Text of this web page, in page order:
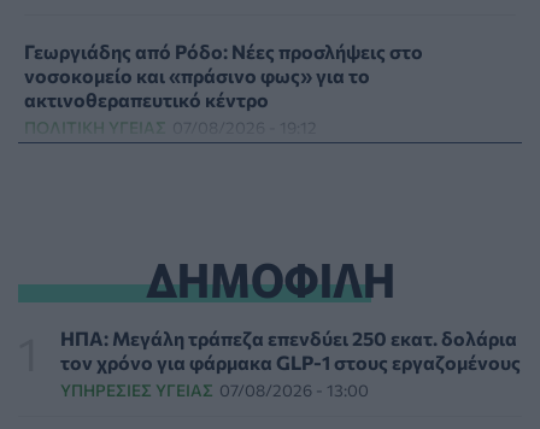
Γεωργιάδης από Ρόδο: Νέες προσλήψεις στο
νοσοκομείο και «πράσινο φως» για το
ακτινοθεραπευτικό κέντρο
ΠΟΛΙΤΙΚΉ ΥΓΕΊΑΣ 07/08/2026 - 19:12
Τι μπορεί να μας διδάξει η νέα ταινία του Spider-Man
για την απώλεια και το πένθος
ΨΥΧΙΚΉ ΥΓΕΊΑ 07/08/2026 - 18:11
ΔΗΜΟΦΙΛΗ
ΗΠΑ: Μεγάλη τράπεζα επενδύει 250 εκατ. δολάρια
τον χρόνο για φάρμακα GLP-1 στους εργαζομένους
ΥΠΗΡΕΣΊΕΣ ΥΓΕΊΑΣ 07/08/2026 - 13:00